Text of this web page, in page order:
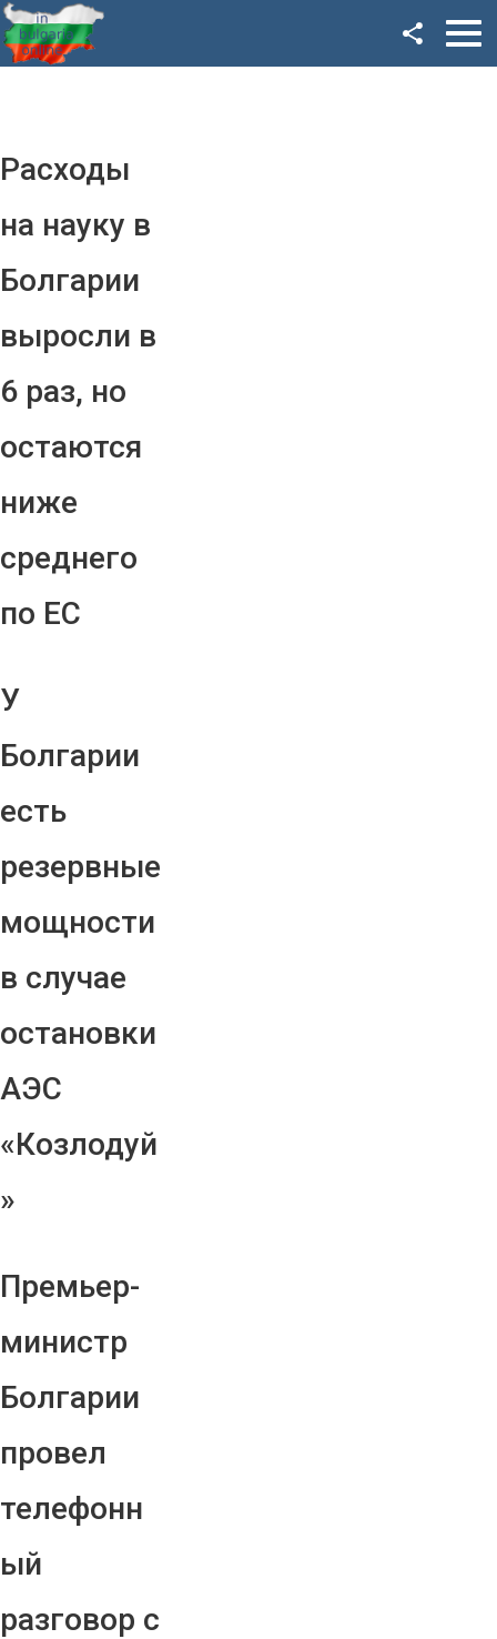
Расходы
на науку в
Болгарии
выросли в
6 раз, но
остаются
ниже
среднего
по ЕС
У
Болгарии
есть
резервные
мощности
в случае
остановки
АЭС
«Козлодуй
»
Премьер-
министр
Болгарии
провел
телефонн
ый
разговор с